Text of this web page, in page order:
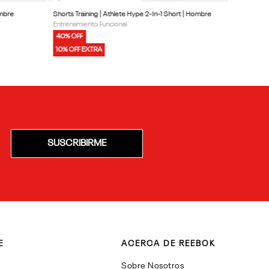
Shorts Training | Athlete Hype 2-In-1 Short | Hombre
Entrenamiento Funcional
40% OFF
10% OFF EXTRA
SUSCRIBIRME
ACERCA DE REEBOK
Sobre Nosotros